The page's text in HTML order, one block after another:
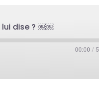
lui dise ? ￼￼
00:00 /